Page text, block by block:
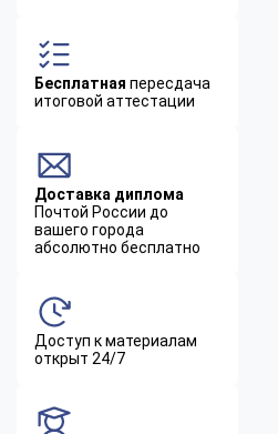
Бесплатная пересдача
итоговой аттестации
Доставка диплома
Почтой России до
вашего города
абсолютно бесплатно
Доступ к материалам
открыт 24/7